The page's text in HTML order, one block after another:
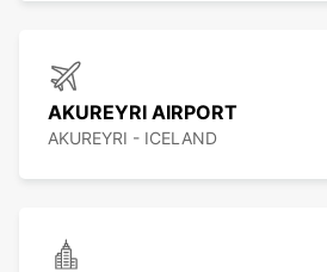
AKUREYRI AIRPORT
AKUREYRI - ICELAND